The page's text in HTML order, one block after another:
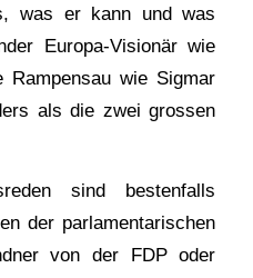
was er kann und was
Europa-Visionär wie
wie Sigmar
als die zwei grossen
sind bestenfalls
der parlamentarischen
von der FDP oder